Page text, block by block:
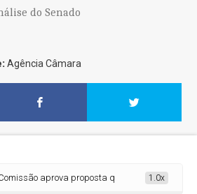
do Senado
Agência Câmara
aprova proposta que transforma em lei
1.0x